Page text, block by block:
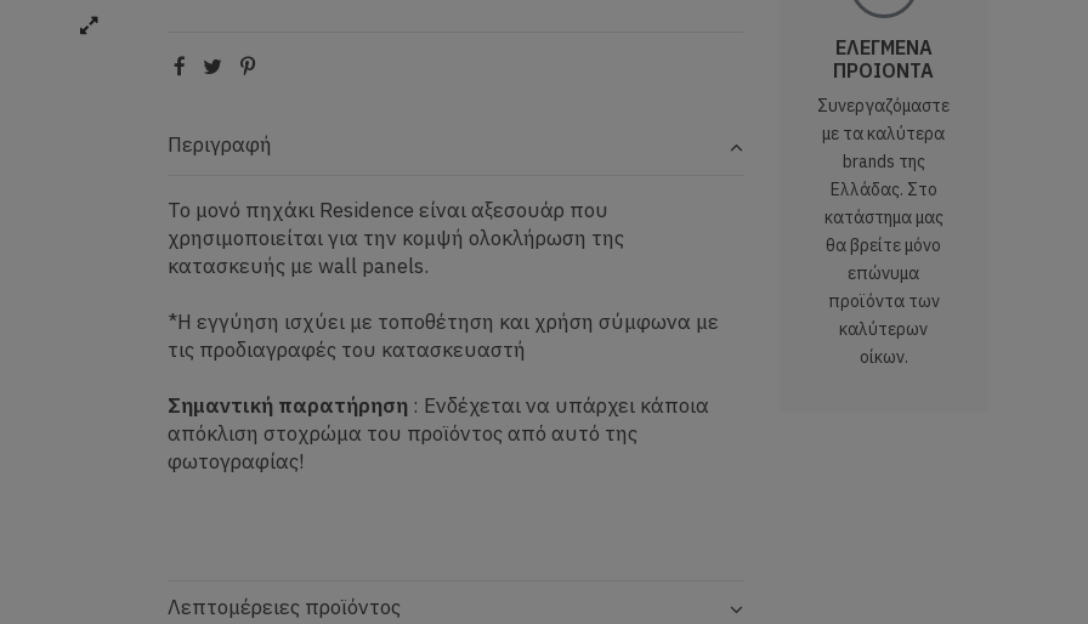
Περιγραφή
Το μονό πηχάκι Residence είναι αξεσουάρ που
χρησιμοποιείται για την κομψή ολοκλήρωση της
κατασκευής με wall panels.
*Η εγγύηση ισχύει με τοποθέτηση και χρήση σύμφωνα με
τις προδιαγραφές του κατασκευαστή
Σημαντική παρατήρηση : Ενδέχεται να υπάρχει κάποια
απόκλιση στοχρώμα του προϊόντος από αυτό της
φωτογραφίας!
Λεπτομέρειες προϊόντος
ΕΛΕΓΜΕΝΑ
ΠΡΟΙΟΝΤΑ
Συνεργαζόμαστε
με τα καλύτερα
brands της
Ελλάδας. Στο
κατάστημα μας
θα βρείτε μόνο
επώνυμα
προϊόντα των
καλύτερων
οίκων.